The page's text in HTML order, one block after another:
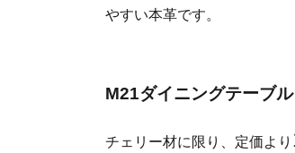
やすい本革です。
M21ダイニングテーブ
チェリー材に限り、定価より